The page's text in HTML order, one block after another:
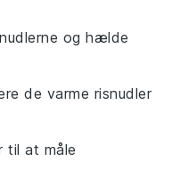
og hælde
de varme risnudler
til at måle